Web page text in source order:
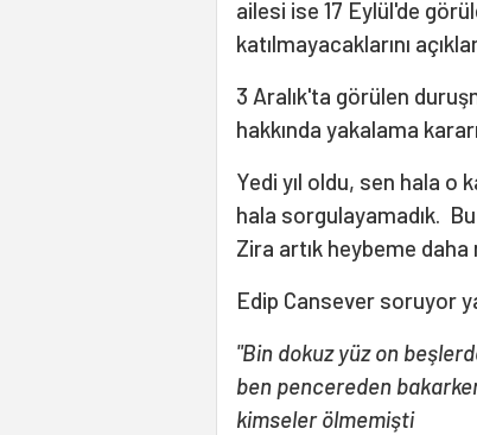
ailesi ise 17 Eylül'de
katılmayacaklarını
3 Aralık'ta görülen
hakkında yakalama
Yedi yıl oldu, sen hala o
hala sorgulayamadık.
Zira artık heybeme
Edip Cansever soruyor
"Bin dokuz yüz on
ben pencereden
kimseler ölmemişti